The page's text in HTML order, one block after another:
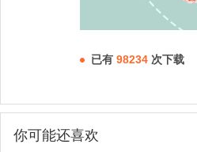
已有 98234 次下载
你可能还喜欢